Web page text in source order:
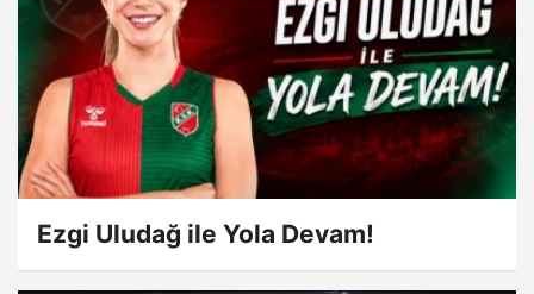
Ezgi Uludağ ile Yola Devam!